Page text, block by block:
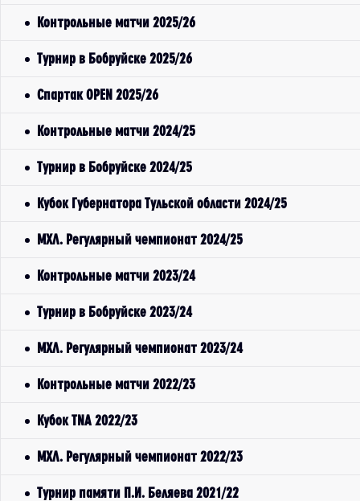
Контрольные матчи 2025/26
Турнир в Бобруйске 2025/26
Спартак OPEN 2025/26
Контрольные матчи 2024/25
Турнир в Бобруйске 2024/25
Кубок Губернатора Тульской области 2024/25
МХЛ. Регулярный чемпионат 2024/25
Контрольные матчи 2023/24
Турнир в Бобруйске 2023/24
МХЛ. Регулярный чемпионат 2023/24
Контрольные матчи 2022/23
Кубок TNA 2022/23
МХЛ. Регулярный чемпионат 2022/23
Турнир памяти П.И. Беляева 2021/22